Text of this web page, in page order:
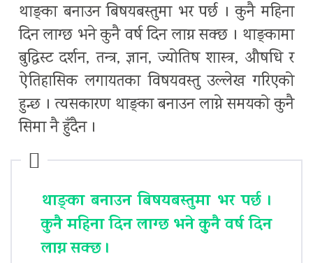
थाङ्का बनाउन बिषयबस्तुमा भर पर्छ । कुनै महिना
दिन लाग्छ भने कुनै वर्ष दिन लाग्न सक्छ । थाङ्कामा
बुद्धिस्ट दर्शन, तन्त्र, ज्ञान, ज्योतिष शास्त्र, औषधि र
ऐतिहासिक लगायतका विषयवस्तु उल्लेख गरिएको
हुन्छ । त्यसकारण थाङ्का बनाउन लाग्ने समयको कुनै
सिमा नै हुँदैन ।
थाङ्का बनाउन बिषयबस्तुमा भर पर्छ ।
कुनै महिना दिन लाग्छ भने कुुनै वर्ष दिन
लाग्न सक्छ ।